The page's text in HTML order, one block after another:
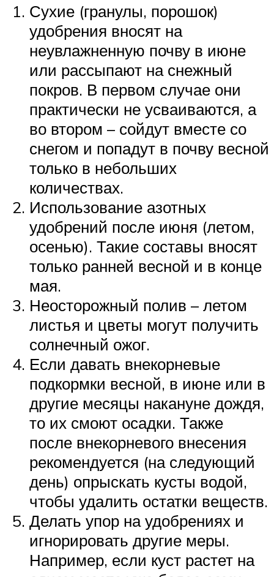
Сухие (гранулы, порошок)
удобрения вносят на
неувлажненную почву в июне
или рассыпают на снежный
покров. В первом случае они
практически не усваиваются, а
во втором – сойдут вместе со
снегом и попадут в почву весной
только в небольших
количествах.
Использование азотных
удобрений после июня (летом,
осенью). Такие составы вносят
только ранней весной и в конце
мая.
Неосторожный полив – летом
листья и цветы могут получить
солнечный ожог.
Если давать внекорневые
подкормки весной, в июне или в
другие месяцы накануне дождя,
то их смоют осадки. Также
после внекорневого внесения
рекомендуется (на следующий
день) опрыскать кусты водой,
чтобы удалить остатки веществ.
Делать упор на удобрениях и
игнорировать другие меры.
Например, если куст растет на